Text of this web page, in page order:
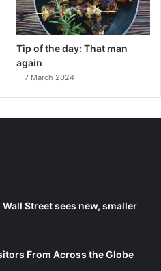
Tip of the day: That man
again
7 March 2024
Street sees new, smaller
From Across the Globe